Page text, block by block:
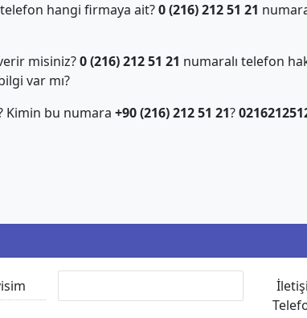
hangi firmaya ait?0 (216) 212 51 21
misiniz?0 (216) 212 51 21 numaralı telefon
var mı?
Kimin bu numara +90 (216) 212 51 21?